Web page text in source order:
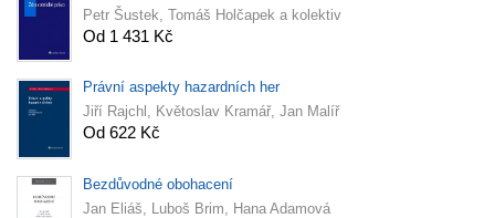
Petr Šustek, Tomáš Holčapek a kolektiv
Od 1 431 Kč
Právní aspekty hazardních her
Jiří Rajchl, Květoslav Kramář, Jan Malíř
Od 622 Kč
Bezdůvodné obohacení
Jan Eliáš, Luboš Brim, Hana Adamová